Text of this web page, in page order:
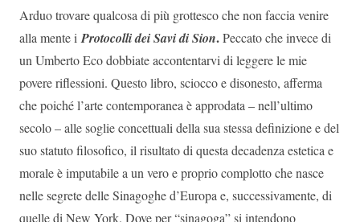
Arduo trovare qualcosa di più grottesco che non faccia venire
alla mente i Protocolli dei Savi di Sion.Peccato che invece di
un Umberto Eco dobbiate accontentarvi di leggere le mie
povere riflessioni. Questo libro, sciocco e disonesto, afferma
che poiché l’arte contemporanea è approdata – nell’ultimo
secolo – alle soglie concettuali della sua stessa definizione e del
suo statuto filosofico, il risultato di questa decadenza estetica e
morale è imputabile a un vero e proprio complotto che nasce
nelle segrete delle Sinagoghe d’Europa e, successivamente, di
quelle di New York. Dove per “sinagoga” si intendono